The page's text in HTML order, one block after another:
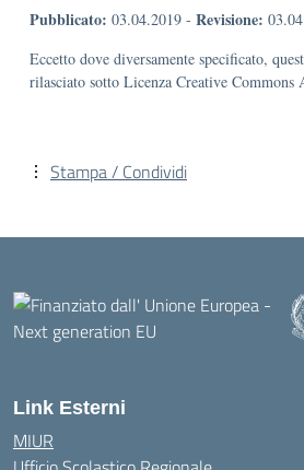
Pubblicato: 03.04.2019 - Revisione:
Eccetto dove diversamente specificato,
rilasciato sotto Licenza Creative
Stampa / Condividi
Link Esterni
MIUR